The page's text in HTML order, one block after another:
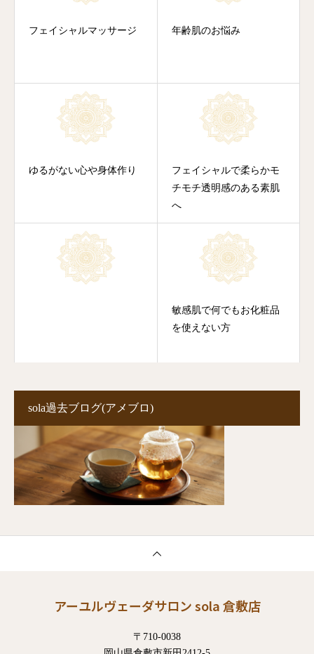
フェイシャルマッサージ 年齢肌のお悩み
ゆるがない心や身体作り
フェイシャルで柔らかモ
チモチ透明感のある素肌
へ
敏感肌で何でもお化粧品
を使えない方
sola過去ブログ(アメブロ)
アーユルヴェーダサロン sola 倉敷店
〒710-0038